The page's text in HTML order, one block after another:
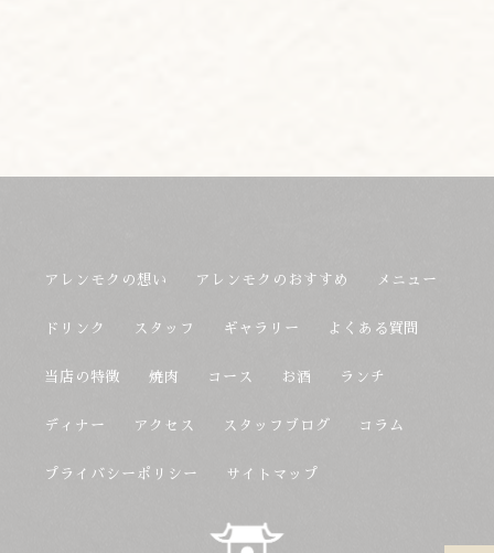
アレンモクの想い アレンモクのおすすめ メニュー
ドリンク スタッフ ギャラリー よくある質問
当店の特徴 焼肉 コース お酒 ランチ
ディナー アクセス スタッフブログ コラム
プライバシーポリシー サイトマップ